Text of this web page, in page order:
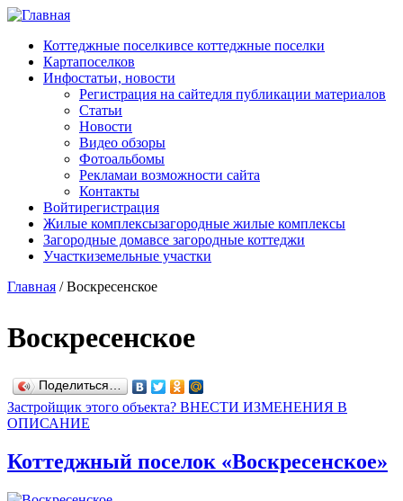
Перейти к основному содержанию
Коттеджные поселкивсе коттеджные поселки
Картапоселков
Инфостатьи, новости
Регистрация на сайтедля публикации материалов
Статьи
Новости
Видео обзоры
Фотоальбомы
Рекламаи возможности сайта
Контакты
Войтирегистрация
Жилые комплексызагородные жилые комплексы
Загородные домавсе загородные коттеджи
Участкиземельные участки
Главная /Воскресенское
Воскресенское
Поделиться…
Застройщик этого объекта? ВНЕСТИ ИЗМЕНЕНИЯ В
ОПИСАНИЕ
Коттеджный поселок «Воскресенское»